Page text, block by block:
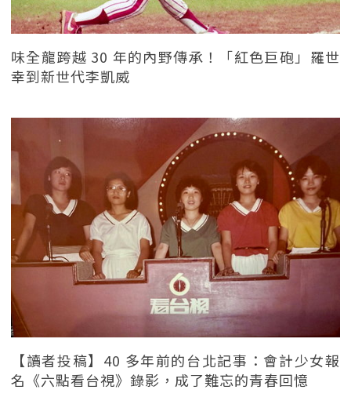
味全龍跨越 30 年的內野傳承！「紅色巨砲」羅世
幸到新世代李凱威
【讀者投稿】40 多年前的台北記事：會計少女報
名《六點看台視》錄影，成了難忘的青春回憶